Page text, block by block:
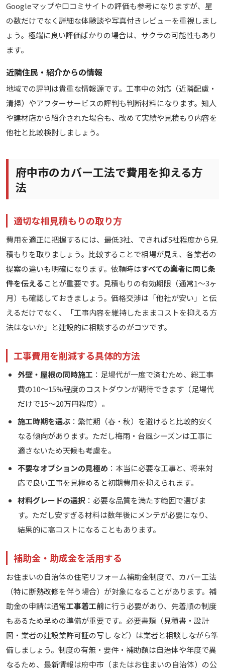
Googleマップや口コミサイトの評価も参考になりますが、星
の数だけでなく詳細な体験談や写真付きレビューを重視しまし
ょう。極端に良い評価ばかりの場合は、サクラの可能性もあり
ます。
近隣住民・紹介からの情報
地域での評判は貴重な情報源です。工事中の対応（近隣配慮・
清掃）やアフターサービスの評判も判断材料になります。知人
や建材店から紹介された場合も、改めて実績や見積もり内容を
他社と比較検討しましょう。
府中市のカバー工法で費用を抑える方
法
適切な相見積もりの取り方
費用を適正に把握するには、最低3社、できれば5社程度から見
積もりを取りましょう。比較することで相場が見え、各業者の
提案の違いも明確になります。依頼時はすべての業者に同じ条
件を伝えることが重要です。見積もりの有効期限（通常1〜3ヶ
月）も確認しておきましょう。価格交渉は「他社が安い」と伝
えるだけでなく、「工事内容を維持したままコストを抑える方
法はないか」と建設的に相談するのがコツです。
工事費用を削減する具体的方法
外壁・屋根の同時施工 ：足場代が一度で済むため、総工事
費の10〜15%程度のコストダウンが期待できます（足場代
だけで15〜20万円程度）。
施工時期を選ぶ：繁忙期（春・秋）を避けると比較的安く
なる傾向があります。ただし梅雨・台風シーズンは工事に
適さないため天候も考慮を。
不要なオプションの見極め ：本当に必要な工事と、将来対
応で良い工事を見極めると初期費用を抑えられます。
材料グレードの選択 ：必要な品質を満たす範囲で選びま
す。ただし安すぎる材料は数年後にメンテが必要になり、
結果的に高コストになることもあります。
補助金・助成金を活用する
お住まいの自治体の住宅リフォーム補助金制度で、カバー工法
（特に断熱改修を伴う場合）が対象になることがあります。補
助金の申請は通常工事着工前に行う必要があり、先着順の制度
もあるため早めの準備が重要です。必要書類（見積書・設計
図・業者の建設業許可証の写し など）は業者と相談しながら準
備しましょう。制度の有無・要件・補助額は自治体や年度で異
なるため、最新情報は府中市（またはお住まいの自治体）の公